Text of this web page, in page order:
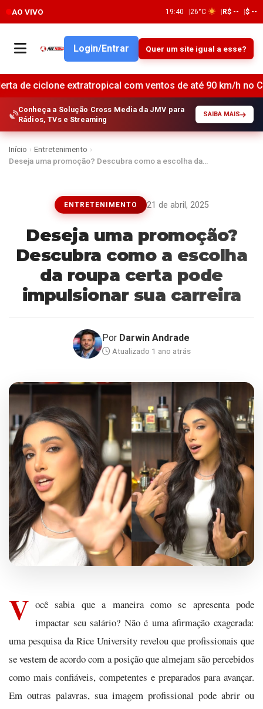
AO VIVO 19:40 26°C R$ -- $ --
Login/Entrar Quer um site igual a esse?
com ventos de até 90 km/h no Centro-Sul do
Conheça a Solução Cross Media da JMV para
Rádios, TVs e Streaming
SAIBA MAIS
Início › Entretenimento ›
Deseja uma promoção? Descubra como a escolha da…
ENTRETENIMENTO 21 de abril, 2025
Deseja uma promoção?
Descubra como a escolha
da roupa certa pode
impulsionar sua carreira
Por Darwin Andrade
Atualizado 1 ano atrás
V ocê sabia que a maneira como se apresenta pode
impactar seu salário? Não é uma afirmação exagerada:
uma pesquisa da Rice University revelou que profissionais que
se vestem de acordo com a posição que almejam são percebidos
como mais confiáveis, competentes e preparados para avançar.
Em outras palavras, sua imagem profissional pode abrir ou